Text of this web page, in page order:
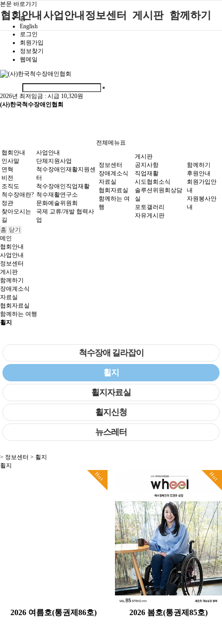
본문 바로가기
홈
English
로그인
회원가입
정보찾기
웹메일
2026년 최저임금 : 시급 10,320원
(사)한국척수장애인협회
협회안내
인사말
연혁
조직도
척수장애란?
사업안내
단체지원사업
척수장애인재
척수장애인직
척수재활연구
국제 교류/개
발 협력사업
정보센터
함께하는 여
게시판 함께하기
전체메뉴표
협회안내
인사말
연혁
비전
조직도
척수장애란?
정관
찾아오시는
길
사업안내
단체지원사업
척수장애인재활지원센
터
척수장애인직업재활
척수재활연구소
문화예술위원회
국제 교류/개발 협력사
업
정보센터
장애계소식
자료실
협회자료실
함께하는 여
행
게시판
공지사항
직업재활
시도협회소식
솔루션위원회상담
실
포토갤러리
자유게시판
함께하기
후원안내
회원가입안
내
자원봉사안
내
홈 닫기
메인
협회안내
사업안내
정보센터
게시판
함께하기
장애계소식
자료실
협회자료실
함께하는 여행
휠지
척수장애 길라잡이
휠지
휠지자료실
휠지신청
뉴스레터
> 정보센터 > 휠지
휠지
Hot
2026 여름호(통권제86호)
Hot
2026 봄호(통권제85호)